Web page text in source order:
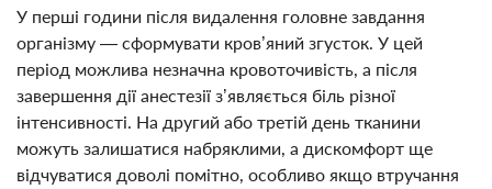
У перші години після видалення головне завдання
організму — сформувати кров’яний згусток. У цей
період можлива незначна кровоточивість, а після
завершення дії анестезії з’являється біль різної
інтенсивності. На другий або третій день тканини
можуть залишатися набряклими, а дискомфорт ще
відчуватися доволі помітно, особливо якщо втручання